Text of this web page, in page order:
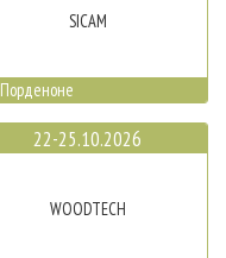
SICAM
Порденоне
22-25.10.2026
WOODTECH